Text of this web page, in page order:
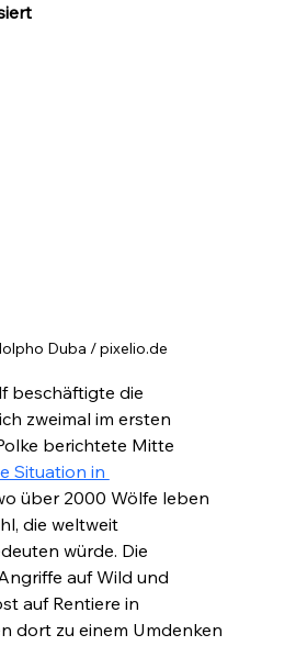
Duba / pixelio.de
beschäftigte die
zweimal im ersten
berichtete Mitte
Situation in
über 2000 Wölfe leben
die weltweit
würde. Die
auf Wild und
auf Rentiere in
dort zu einem Umdenken